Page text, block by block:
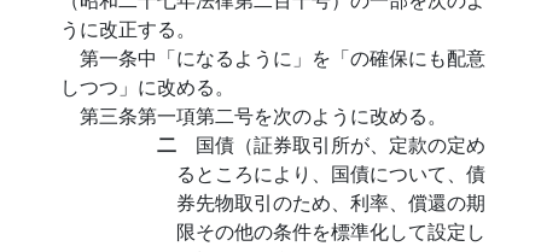
うに改正する。
第一条中「になるように」を「の確保にも配意
しつつ」に改める。
第三条第一項第二号を次のように改める。
二 国債（証券取引所が、定款の定め
るところにより、国債について、債
券先物取引のため、利率、償還の期
限その他の条件を標準化して設定し